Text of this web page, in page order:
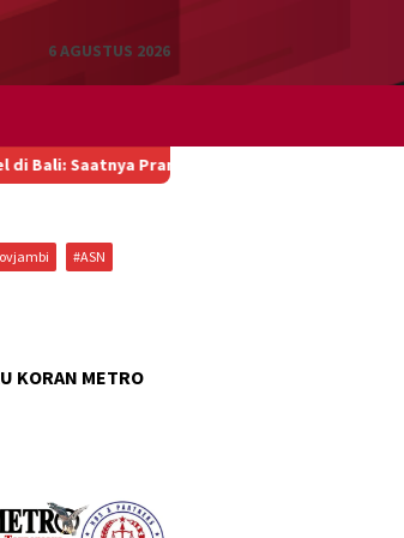
6 AGUSTUS 2026
Tegas Copot Dirut TransJakarta
#ASN
KORAN METRO